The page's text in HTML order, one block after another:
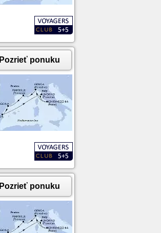
Pozrieť ponuku
Pozrieť ponuku